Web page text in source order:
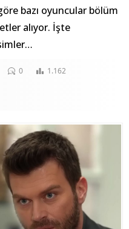
bazı oyuncular bölüm
alıyor. İşte
0 1.162